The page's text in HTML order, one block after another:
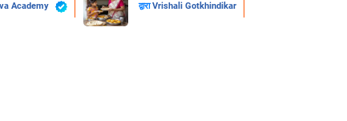
Academy द्वाराVrishali Gotkhindikar